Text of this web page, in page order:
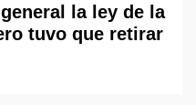
la ley de la
tuvo que retirar